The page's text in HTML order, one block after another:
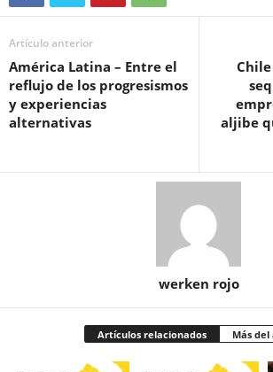
Artículo anterior
América Latina – Entre el
reflujo de los progresismos
y experiencias
alternativas
Chile
aljibe
werken rojo
Artículos relacionados Más